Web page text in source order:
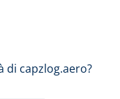
di capzlog.aero?